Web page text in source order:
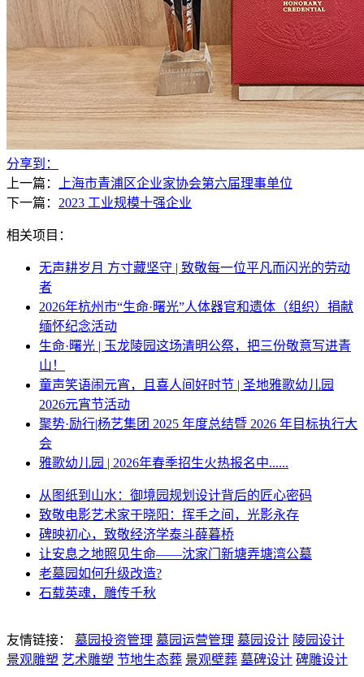
分享到：
上一篇：
上海市青浦区企业家协会第六届理事单位
下一篇： 2023 工业规模十强企业
相关项目：
无声耕岁月 方寸藏坚守 | 致敬每一位平凡而闪光的劳动
者
2026年杭州市“生命·曙光”人体器官和遗体（组织）捐献
缅怀纪念活动
生命·曙光 | 玉龙陵园这场清明公祭，把三份敬意写进青
山！
童声笑语闹元宵，且喜人间好时节 | 圣地雅歌幼儿园
2026元宵节活动
聚势·励行|杨艺集团 2025 年度总结暨 2026 年目标执行大
会
雅歌幼儿园 | 2026年春季招生火热报名中......
从图纸到山水：御境园规划设计背后的匠心密码
致敬电影艺术家于晓阳：挥手之间，光影永存
碑映初心，致敬经济学泰斗薛暮桥
让安息之地照见生命——沈家门新塘弄塘湾公墓
老墓园如何升级改造?
石载英魂，雕传千秋
友情链接： 墓园投资管理 墓园运营管理 墓园设计 陵园设计
景观雕塑 艺术雕塑 节地生态葬 景观壁葬 墓碑设计 碑雕设计